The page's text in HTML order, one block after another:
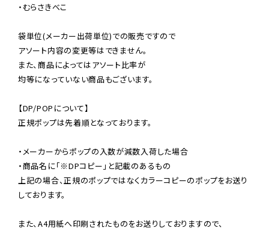
・むらさきべこ
袋単位(メーカー出荷単位)での販売ですので
アソート内容の変更等はできません。
また、商品によってはアソート比率が
均等になっていない商品もございます。
【DP/POPについて】
正規ポップは先着順となっております。
・メーカーからポップの入数が減数入荷した場合
・商品名に「※DPコピー」と記載のあるもの
上記の場合、正規のポップではなくカラーコピーのポップをお送り
しております。
また、A4用紙へ印刷されたものをお送りしておりますので、